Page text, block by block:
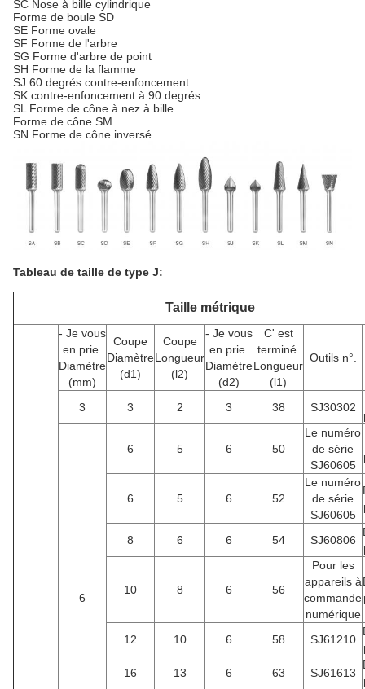
SC Nose à bille cylindrique
Forme de boule SD
SE Forme ovale
SF Forme de l'arbre
SG Forme d'arbre de point
SH Forme de la flamme
SJ 60 degrés contre-enfoncement
SK contre-enfoncement à 90 degrés
SL Forme de cône à nez à bille
Forme de cône SM
SN Forme de cône inversé
Tableau de taille de type J:
Taille métrique
- Je vous
en prie.
Diamètre
(mm)
Coupe
Diamètre
(d1)
Coupe
Longueur
(l2)
- Je vous
en prie.
Diamètre
(d2)
C' est
terminé.
Longueur
(l1)
Outils n°.
3 3 2 3 38 SJ30302
6
6 5 6 50
Le numéro
de série
SJ60605
6 5 6 52
Le numéro
de série
SJ60605
8 6 6 54 SJ60806
10 8 6 56
Pour les
appareils à
commande
numérique
12 10 6 58 SJ61210
16
13 6 63 SJ61613